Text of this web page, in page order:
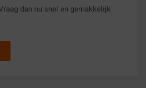
dan nu snel en gemakkelijk